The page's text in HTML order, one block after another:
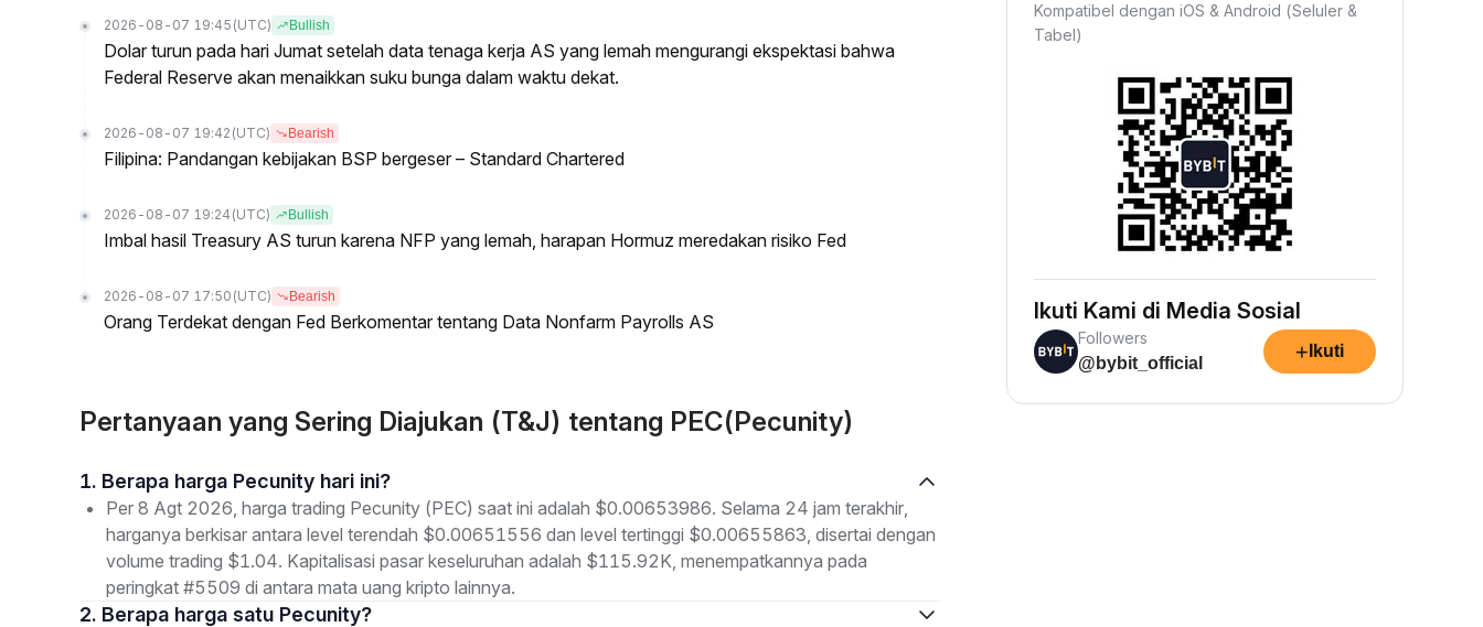
2026-08-07 19:45 (UTC) Bullish
Dolar turun pada hari Jumat setelah data tenaga kerja AS yang lemah mengurangi ekspektasi bahwa
Federal Reserve akan menaikkan suku bunga dalam waktu dekat.
2026-08-07 19:42 (UTC) Bearish
Filipina: Pandangan kebijakan BSP bergeser – Standard Chartered
2026-08-07 19:24 (UTC) Bullish
Imbal hasil Treasury AS turun karena NFP yang lemah, harapan Hormuz meredakan risiko Fed
2026-08-07 17:50 (UTC) Bearish
Orang Terdekat dengan Fed Berkomentar tentang Data Nonfarm Payrolls AS
Pertanyaan yang Sering Diajukan (T&J) tentang PEC(Pecunity)
1. Berapa harga Pecunity hari ini?
Per 8 Agt 2026, harga trading Pecunity (PEC) saat ini adalah $0.00653986. Selama 24 jam terakhir,
harganya berkisar antara level terendah $0.00651556 dan level tertinggi $0.00655863, disertai dengan
volume trading $1.04. Kapitalisasi pasar keseluruhan adalah $115.92K, menempatkannya pada
peringkat #5509 di antara mata uang kripto lainnya.
2. Berapa harga satu Pecunity?
Kompatibel dengan iOS & Android (Seluler &
Tabel)
Ikuti Kami di Media Sosial
Followers
@bybit_official
+ Ikuti